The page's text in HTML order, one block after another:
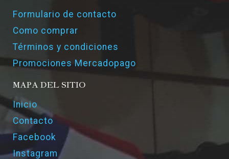
Formulario de contacto
Como comprar
Términos y condiciones
Promociones Mercadopago
MAPA DEL SITIO
Inicio
Contacto
Facebook
Instagram